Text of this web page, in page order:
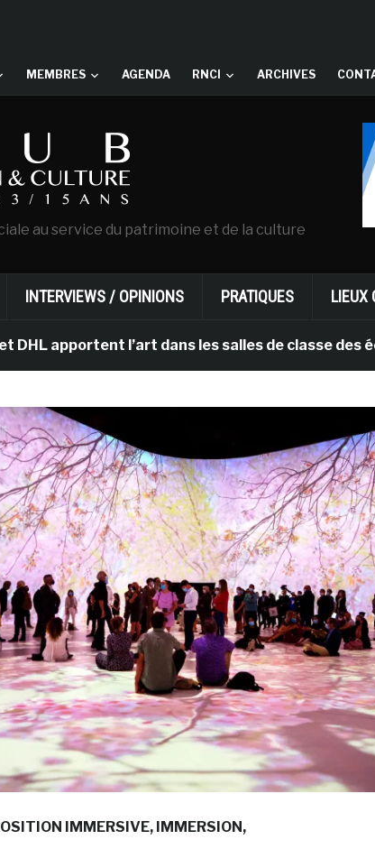
MEMBRES AGENDA RNCI ARCHIVES
au service du patrimoine et de la culture
INTERVIEWS / OPINIONS PRATIQUES LIEUX
l’art dans les salles de classe des écoles
IMMERSIVE IMMERSION